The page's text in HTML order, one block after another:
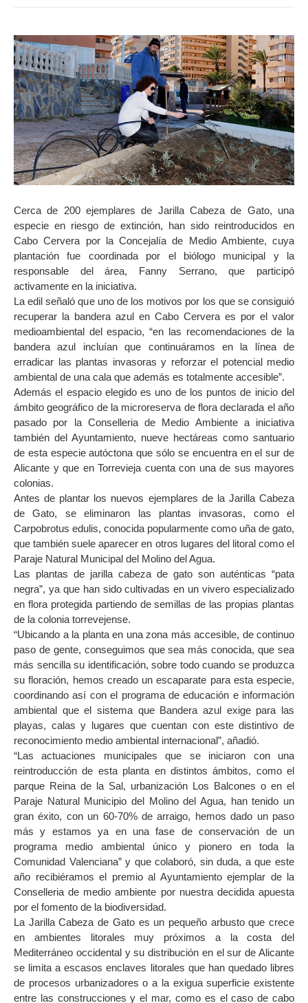
Cerca de 200 ejemplares de Jarilla Cabeza de Gato, una
especie en riesgo de extinción, han sido reintroducidos en
Cabo Cervera por la Concejalía de Medio Ambiente, cuya
plantación fue coordinada por el biólogo municipal y la
responsable del área, Fanny Serrano, que participó
activamente en la iniciativa.
La edil señaló que uno de los motivos por los que se consiguió
recuperar la bandera azul en Cabo Cervera es por el valor
medioambiental del espacio, “en las recomendaciones de la
bandera azul incluían que continuáramos en la línea de
erradicar las plantas invasoras y reforzar el potencial medio
ambiental de una cala que además es totalmente accesible”.
Además el espacio elegido es uno de los puntos de inicio del
ámbito geográfico de la microreserva de flora declarada el año
pasado por la Conselleria de Medio Ambiente a iniciativa
también del Ayuntamiento, nueve hectáreas como santuario
de esta especie autóctona que sólo se encuentra en el sur de
Alicante y que en Torrevieja cuenta con una de sus mayores
colonias.
Antes de plantar los nuevos ejemplares de la Jarilla Cabeza
de Gato, se eliminaron las plantas invasoras, como el
Carpobrotus edulis, conocida popularmente como uña de gato,
que también suele aparecer en otros lugares del litoral como el
Paraje Natural Municipal del Molino del Agua.
Las plantas de jarilla cabeza de gato son auténticas “pata
negra”, ya que han sido cultivadas en un vivero especializado
en flora protegida partiendo de semillas de las propias plantas
de la colonia torrevejense.
“Ubicando a la planta en una zona más accesible, de continuo
paso de gente, conseguimos que sea más conocida, que sea
más sencilla su identificación, sobre todo cuando se produzca
su floración, hemos creado un escaparate para esta especie,
coordinando así con el programa de educación e información
ambiental que el sistema que Bandera azul exige para las
playas, calas y lugares que cuentan con este distintivo de
reconocimiento medio ambiental internacional”, añadió.
“Las actuaciones municipales que se iniciaron con una
reintroducción de esta planta en distintos ámbitos, como el
parque Reina de la Sal, urbanización Los Balcones o en el
Paraje Natural Municipio del Molino del Agua, han tenido un
gran éxito, con un 60-70% de arraigo, hemos dado un paso
más y estamos ya en una fase de conservación de un
programa medio ambiental único y pionero en toda la
Comunidad Valenciana” y que colaboró, sin duda, a que este
año recibiéramos el premio al Ayuntamiento ejemplar de la
Conselleria de medio ambiente por nuestra decidida apuesta
por el fomento de la biodiversidad.
La Jarilla Cabeza de Gato es un pequeño arbusto que crece
en ambientes litorales muy próximos a la costa del
Mediterráneo occidental y su distribución en el sur de Alicante
se limita a escasos enclaves litorales que han quedado libres
de procesos urbanizadores o a la exigua superficie existente
entre las construcciones y el mar, como es el caso de cabo